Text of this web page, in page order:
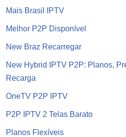
Mais Brasil IPTV
Melhor P2P Disponível
New Braz Recarregar
New Hybrid IPTV P2P: Planos,
Recarga
OneTV P2P IPTV
P2P IPTV 2 Telas Barato
Planos Flexíveis